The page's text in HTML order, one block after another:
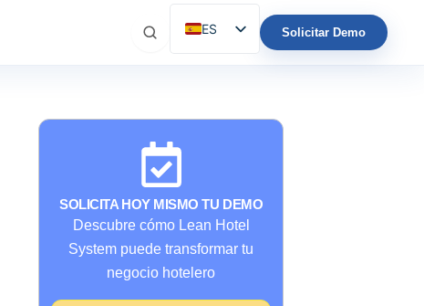
ES
EN
FR
Solicitar Demo
SOLICITA HOY MISMO TU DEMO
Descubre cómo Lean Hotel
System puede transformar tu
negocio hotelero